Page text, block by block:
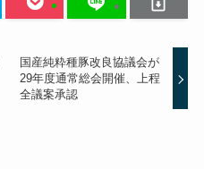
国産純粋種豚改良協議会が
29年度通常総会開催、上程
全議案承認